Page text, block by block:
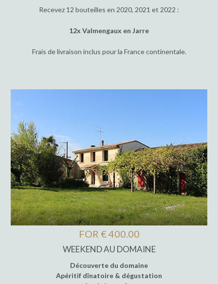
Recevez 12 bouteilles en 2020, 2021 et 2022 :
12x Valmengaux en Jarre
Frais de livraison inclus pour la France continentale.
FOR € 400.00
WEEKEND AU DOMAINE
Découverte du domaine
Apéritif dînatoire & dégustation